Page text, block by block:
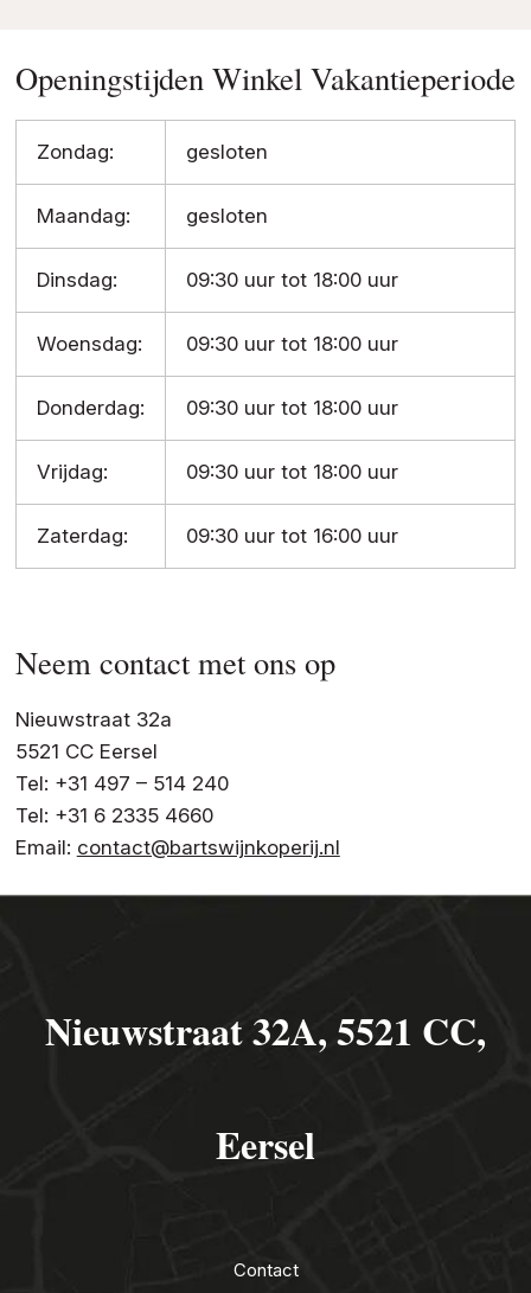
Openingstijden Winkel Vakantieperiode
Zondag: gesloten
Maandag: gesloten
Dinsdag: 09:30 uur tot 18:00 uur
Woensdag: 09:30 uur tot 18:00 uur
Donderdag: 09:30 uur tot 18:00 uur
Vrijdag: 09:30 uur tot 18:00 uur
Zaterdag: 09:30 uur tot 16:00 uur
Neem contact met ons op
Nieuwstraat 32a
5521 CC Eersel
Tel: +31 497 – 514 240
Tel: +31 6 2335 4660
Email: contact@bartswijnkoperij.nl
Nieuwstraat 32A, 5521 CC,
Eersel
Contact